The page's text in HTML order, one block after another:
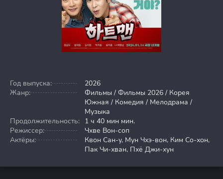
Год выпуска:
2026
Жанр:
Фильмы / Фильмы 2026 / Корея
Южная / Комедия / Мелодрама /
Музыка
Продолжительность: 1 ч 40 мин мин.
Режиссер:
Чхве Вон-соп
Актёры:
Квон Сан-у, Мун Чхэ-вон, Ким Со-хон,
Пак Чи-хван, Пхё Джи-хун